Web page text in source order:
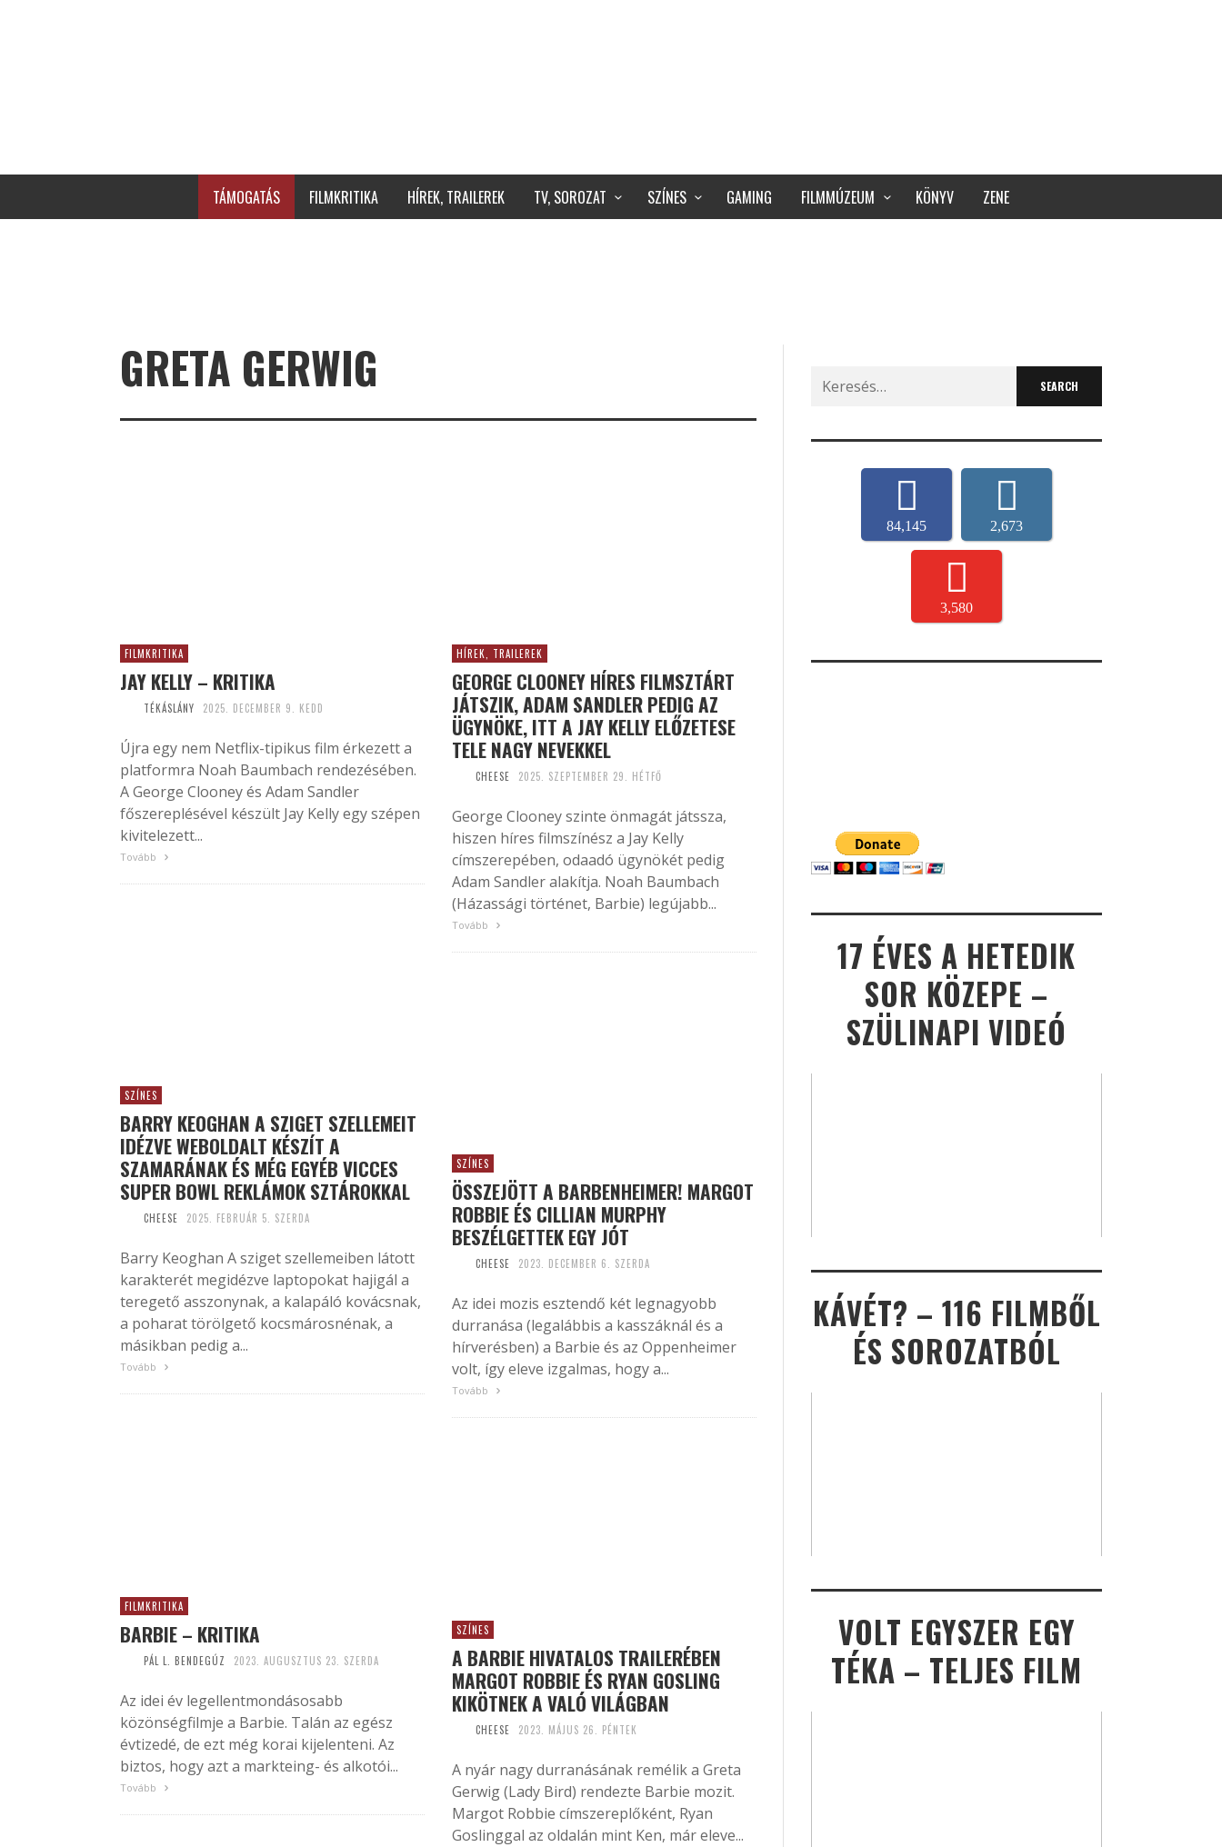
TÁMOGATÁS FILMKRITIKA HÍREK, TRAILEREK TV, SOROZAT SZÍNES GAMING FILMMÚZEUM KÖNYV ZENE
GRETA GERWIG
FILMKRITIKA
JAY KELLY – KRITIKA
TÉKÁSLÁNY 2025. DECEMBER 9. KEDD
Újra egy nem Netflix-tipikus film érkezett a
platformra Noah Baumbach rendezésében.
A George Clooney és Adam Sandler
főszereplésével készült Jay Kelly egy szépen
kivitelezett...
Tovább
HÍREK, TRAILEREK
GEORGE CLOONEY HÍRES FILMSZTÁRT
JÁTSZIK, ADAM SANDLER PEDIG AZ
ÜGYNÖKE, ITT A JAY KELLY ELŐZETESE
TELE NAGY NEVEKKEL
CHEESE 2025. SZEPTEMBER 29. HÉTFŐ
George Clooney szinte önmagát játssza,
hiszen híres filmszínész a Jay Kelly
címszerepében, odaadó ügynökét pedig
Adam Sandler alakítja. Noah Baumbach
(Házassági történet, Barbie) legújabb...
Tovább
SZÍNES
BARRY KEOGHAN A SZIGET SZELLEMEIT
IDÉZVE WEBOLDALT KÉSZÍT A
SZAMARÁNAK ÉS MÉG EGYÉB VICCES
SUPER BOWL REKLÁMOK SZTÁROKKAL
CHEESE 2025. FEBRUÁR 5. SZERDA
Barry Keoghan A sziget szellemeiben látott
karakterét megidézve laptopokat hajigál a
teregető asszonynak, a kalapáló kovácsnak,
a poharat törölgető kocsmárosnénak, a
másikban pedig a...
Tovább
SZÍNES
ÖSSZEJÖTT A BARBENHEIMER! MARGOT
ROBBIE ÉS CILLIAN MURPHY
BESZÉLGETTEK EGY JÓT
CHEESE 2023. DECEMBER 6. SZERDA
Az idei mozis esztendő két legnagyobb
durranása (legalábbis a kasszáknál és a
hírverésben) a Barbie és az Oppenheimer
volt, így eleve izgalmas, hogy a...
Tovább
FILMKRITIKA
BARBIE – KRITIKA
PÁL L. BENDEGÚZ 2023. AUGUSZTUS 23. SZERDA
Az idei év legellentmondásosabb
közönségfilmje a Barbie. Talán az egész
évtizedé, de ezt még korai kijelenteni. Az
biztos, hogy azt a markteing- és alkotói...
Tovább
SZÍNES
A BARBIE HIVATALOS TRAILERÉBEN
MARGOT ROBBIE ÉS RYAN GOSLING
KIKÖTNEK A VALÓ VILÁGBAN
CHEESE 2023. MÁJUS 26. PÉNTEK
A nyár nagy durranásának remélik a Greta
Gerwig (Lady Bird) rendezte Barbie mozit.
Margot Robbie címszereplőként, Ryan
Goslinggal az oldalán mint Ken, már eleve...
Search
for:
84,145 2,673
3,580
17 ÉVES A HETEDIK
SOR KÖZEPE –
SZÜLINAPI VIDEÓ
KÁVÉT? – 116 FILMBŐL
ÉS SOROZATBÓL
VOLT EGYSZER EGY
TÉKA – TELJES FILM